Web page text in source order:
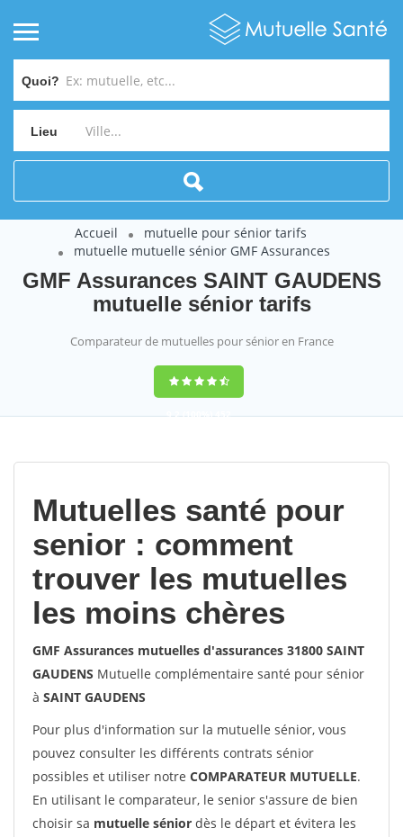
Quoi?
Lieu
Accueil
mutuelle pour sénior tarifs
mutuelle mutuelle sénior GMF Assurances
GMF Assurances SAINT GAUDENS
mutuelle sénior tarifs
Comparateur de mutuelles pour sénior en France
9,2(100%)452
Mutuelles santé pour
senior : comment
trouver les mutuelles
les moins chères
GMF Assurances mutuelles d'assurances 31800 SAINT
GAUDENS Mutuelle complémentaire santé pour sénior
à SAINT GAUDENS
Pour plus d'information sur la mutuelle sénior, vous
pouvez consulter les différents contrats sénior
possibles et utiliser notre COMPARATEUR MUTUELLE.
En utilisant le comparateur, le senior s'assure de bien
choisir sa mutuelle sénior dès le départ et évitera les